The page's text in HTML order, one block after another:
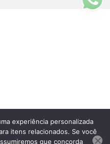
experiência personalizada
itens relacionados. Se você
que concorda